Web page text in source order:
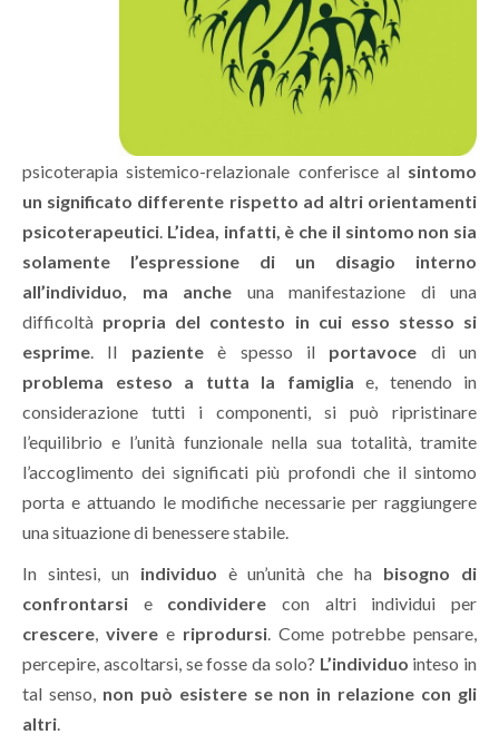
psicoterapia sistemico-relazionale conferisce al sintomo
un significato differente rispetto ad altri orientamenti
psicoterapeutici. L’idea, infatti, è che il sintomo non sia
solamente l’espressione di un disagio interno
all’individuo, ma anche una manifestazione di una
difficoltà propria del contesto in cui esso stesso si
esprime. Il pazienteè spesso il portavoce di un
problema esteso a tutta la famiglia e, tenendo in
considerazione tutti i componenti, si può ripristinare
l’equilibrio e l’unità funzionale nella sua totalità, tramite
l’accoglimento dei significati più profondi che il sintomo
porta e attuando le modifiche necessarie per raggiungere
una situazione di benessere stabile.
In sintesi, un individuo è un’unità che ha bisogno di
confrontarsi e condividere con altri individui per
crescere, vivere e riprodursi. Come potrebbe pensare,
percepire, ascoltarsi, se fosse da solo? L’individuo inteso in
tal senso, non può esistere se non in relazione con gli
altri.